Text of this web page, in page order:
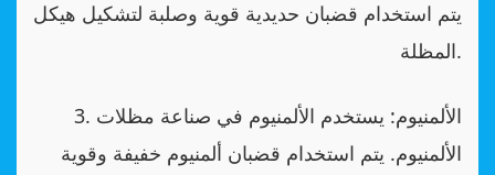
يتم استخدام قضبان حديدية قوية وصلبة لتشكيل هيكل
المظلة.
3. الألمنيوم: يستخدم الألمنيوم في صناعة مظلات
الألمنيوم. يتم استخدام قضبان ألمنيوم خفيفة وقوية